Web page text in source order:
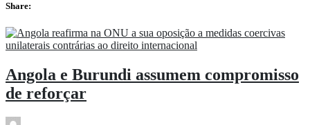
Share:
Angola e Burundi assumem compromisso
de reforçar